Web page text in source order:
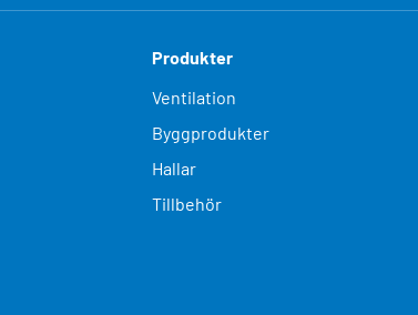
Produkter
Ventilation
Byggprodukter
Hallar
Tillbehör